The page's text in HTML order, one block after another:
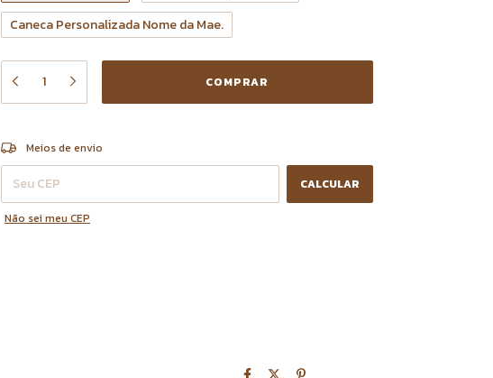
Caneca Personalizada Nome da Mae.
Entregas para o CEP:
Meios de envio
CALCULAR
Não sei meu CEP